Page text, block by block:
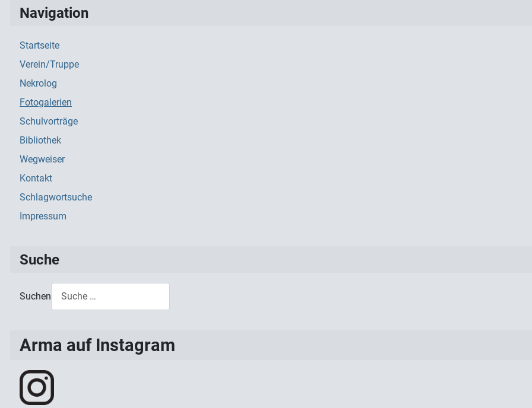
Navigation
Startseite
Verein/Truppe
Nekrolog
Fotogalerien
Schulvorträge
Bibliothek
Wegweiser
Kontakt
Schlagwortsuche
Impressum
Suche
Suchen
Arma auf Instagram